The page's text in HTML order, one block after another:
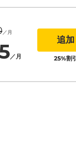
／月
／月
追加
25%割引